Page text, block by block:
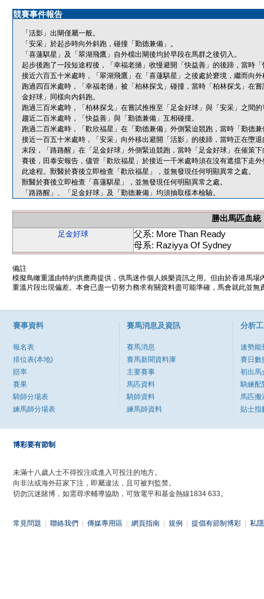
競賽事件報告
「活影」出閘僅屬一般。
「安采」於起步時向外斜跑，碰撞「勤德兼備」。
「喜蓮騏星」及「翠湖飛鷹」自外檔出閘後均於早段在馬群之後切入。
起步後跑了一段短途程後，「幸福老撾」收慢避開「快益善」的後蹄，當時
接近六百五十米處時，「翠湖飛鷹」在「喜蓮騏星」之後處於窘境，繼而向
跑過四百米處時，「幸福老撾」被「柏林探戈」碰撞，當時「柏林探戈」在
金好球」同樣向內斜跑。
跑過三百米處時，「柏林探戈」在嘗試推推至「足金好球」與「安采」之間
趨近二百米處時，「快益善」與「勤德兼備」互相碰撞。
跑過二百米處時，「歡欣福星」在「勤德兼備」外側緊迫競跑，當時「勤德
接近一百五十米處時，「安采」向外移出避開「活影」的後蹄，當時正在墮
末段，「路路醒」在「足金好球」外側緊迫競跑，當時「足金好球」在催策
賽後，田泰安報告，儘管「歡欣福星」於接近一千米處時須在沒有遮擋下走
此途程。獸醫於賽後立即檢查「歡欣福星」，並無發現任何明顯異常之處。
獸醫於賽後立即檢查「喜蓮騏星」，並無發現任何明顯異常之處。
「路路醒」、「足金好球」及「勤德兼備」均須抽取樣本檢驗。
勝出馬匹血統
足金好球
父系: More Than Ready
母系: Raziyya Of Sydney
備註
模擬鳥瞰重溫由特約供應商提供，供馬迷作個人娛樂資訊之用。但由於香港馬
重溫片段出現偏差。本會已盡一切努力務求有關資料盡可能準確，馬會就此並
賽事資料
報名表
排位表(本地)
賠率
賽果
騎師分場表
練馬師分場表
賽馬消息及資訊
賽馬消息
賽馬新聞資料庫
主要賽事
馬匹資料
騎師資料
練馬師資料
分析
速勢能
賽日數
初出馬
騎練配
馬匹搬
貼士指
博彩要有節制
未滿十八歲人士不得投注或進入可投注的地方。
向非法或海外莊家下注，即屬違法，且可被判監禁。
切勿沉迷賭博，如需尋求輔導協助，可致電平和基金熱線1834 633。
常見問題 聯絡我們 傳媒專用區 網頁指南 規例 提倡有節制博彩 私